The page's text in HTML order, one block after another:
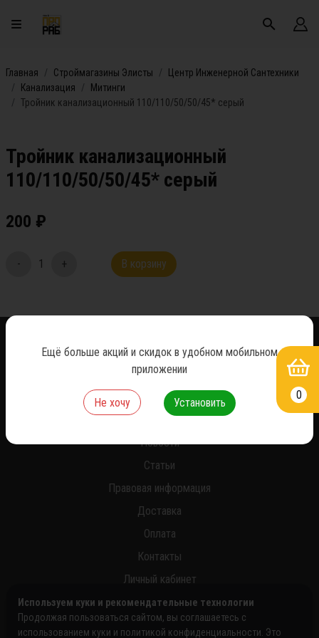
Главная Строймагазины Элисты
Центр Инженерной Сантехники
Канализация
Митинги
Тройник канализационный 110/110/50/50/45* серый
Тройник канализационный
110/110/50/50/45* серый
200 ₽
- 1 + В корзину
*
О нас
Новости
Статьи
Правовая информация
Доставка
Оплата
Контакты
Личный кабинет
0
Используем куки и рекомендательные технологии
Продолжая пользоваться сайтом, вы соглашаетесь с
использованием куки и политикой конфиденциальности. Это
Ещё больше акций и скидок в удобном мобильном
приложении
Не хочу Установить